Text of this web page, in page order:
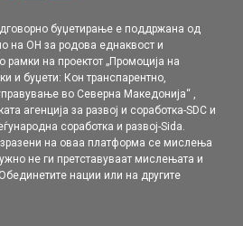
буџетирање е поддржана од
на ОН за родова еднаквост и
рамки нa проектот „Промоција на
и буџети: Кон транспарентно,
во Северна Македонија“ ,
агенција за развој и соработка-SDC и
соработка и развој-Sida.
на оваа платформа се мислења
не ги претставуваат мислењата и
нации или на другите